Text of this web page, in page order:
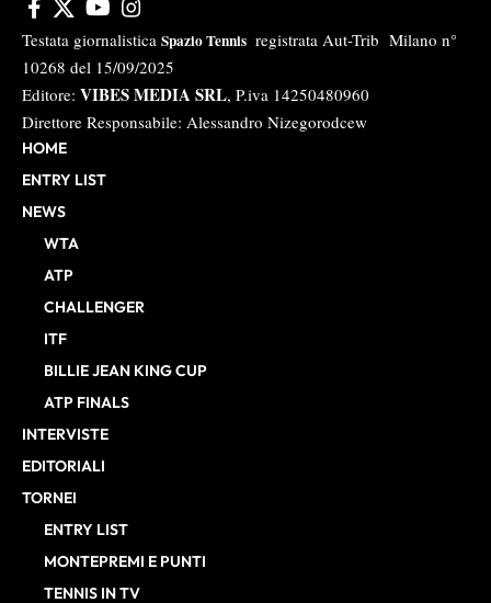
Testata giornalistica Spazio Tennis registrata Aut-Trib Milano n°
10268 del 15/09/2025
Editore: VIBES MEDIA SRL, P.iva 14250480960
Direttore Responsabile: Alessandro Nizegorodcew
HOME
ENTRY LIST
NEWS
WTA
ATP
CHALLENGER
ITF
BILLIE JEAN KING CUP
ATP FINALS
INTERVISTE
EDITORIALI
TORNEI
ENTRY LIST
MONTEPREMI E PUNTI
TENNIS IN TV